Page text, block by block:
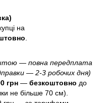
на
.
— повна передплата
— 2-3 робочих дня)
грн — безкоштовно до
не більше 70 см).